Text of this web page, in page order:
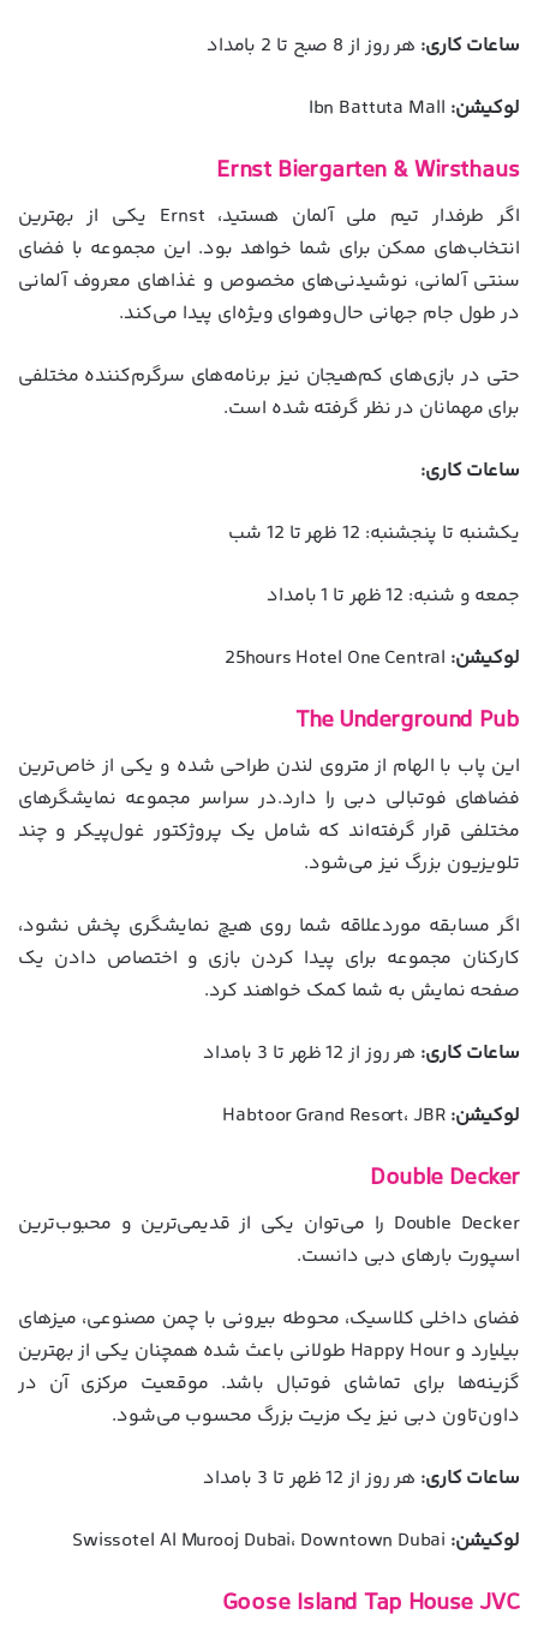
ساعات کاری: هر روز از 8 صبح تا 2 بامداد
لوکیشن:
Ernst Biergarten & Wirsthaus
اگر طرفدار تیم ملی آلمان هستید، Ernst یکی از بهترین
انتخاب‌های ممکن برای شما خواهد بود. این مجموعه با فضای
سنتی آلمانی، نوشیدنی‌های مخصوص و غذاهای معروف آلمانی
در طول جام جهانی حال‌وهوای ویژه‌ای پیدا می‌کند.
حتی در بازی‌های کم‌هیجان نیز برنامه‌های سرگرم‌کننده مختلفی
برای مهمانان در نظر گرفته شده است.
ساعات کاری:
یکشنبه تا پنجشنبه: 12 ظهر تا 12 شب
جمعه و شنبه: 12 ظهر تا 1 بامداد
لوکیشن:
The Underground Pub
این پاب با الهام از متروی لندن طراحی شده و یکی از خاص‌ترین
فضاهای فوتبالی دبی را دارد.در سراسر مجموعه نمایشگرهای
مختلفی قرار گرفته‌اند که شامل یک پروژکتور غول‌پیکر و چند
تلویزیون بزرگ نیز می‌شود.
اگر مسابقه موردعلاقه شما روی هیچ نمایشگری پخش نشود،
کارکنان مجموعه برای پیدا کردن بازی و اختصاص دادن یک
صفحه نمایش به شما کمک خواهند کرد.
ساعات کاری: هر روز از 12 ظهر تا 3 بامداد
لوکیشن: Habtoor Grand Resort، JBR
Double Decker
Double Decker را می‌توان یکی از قدیمی‌ترین و محبوب‌ترین
اسپورت بارهای دبی دانست.
فضای داخلی کلاسیک، محوطه بیرونی با چمن مصنوعی، میزهای
بیلیارد و Happy Hour طولانی باعث شده همچنان یکی از بهترین
گزینه‌ها برای تماشای فوتبال باشد. موقعیت مرکزی آن در
داون‌تاون دبی نیز یک مزیت بزرگ محسوب می‌شود.
ساعات کاری: هر روز از 12 ظهر تا 3 بامداد
لوکیشن:
Goose Island Tap House JVC